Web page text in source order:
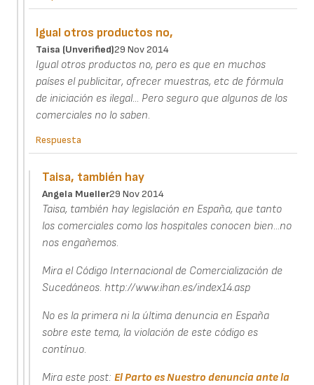
Igual otros productos no,
Taisa (unverified)29 Nov 2014
Igual otros productos no, pero es que en muchos
países el publicitar, ofrecer muestras, etc de fórmula
de iniciación es ilegal... Pero seguro que algunos de los
comerciales no lo saben.
Respuesta
Taisa, también hay
Angela Mueller29 Nov 2014
Taisa, también hay legislación en España, que tanto
los comerciales como los hospitales conocen bien...no
nos engañemos.
Mira el Código Internacional de Comercialización de
Sucedáneos. http://www.ihan.es/index14.asp
No es la primera ni la última denuncia en España
sobre este tema, la violación de este código es
contínuo.
Mira este post:El Parto es Nuestro denuncia ante la